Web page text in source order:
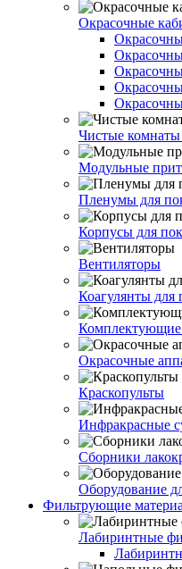
Окрасочные
Чистые комнаты
Модульные
Пленумы для
Корпусы для
Вентиляторы
Коагулянты для
Комплектующие
Окрасочные
Краскопульты
Инфракрасные
Сборники
Оборудование
Фильтрующие
Лабиринтные